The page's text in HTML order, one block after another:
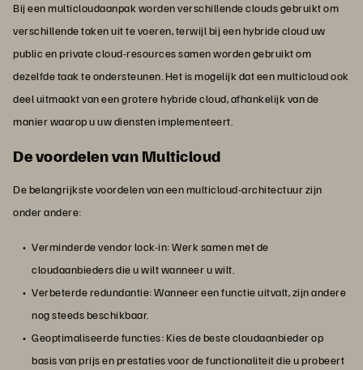
Bij een multicloudaanpak worden verschillende clouds gebruikt om
verschillende taken uit te voeren, terwijl bij een hybride cloud uw
public en private cloud-resources samen worden gebruikt om
dezelfde taak te ondersteunen. Het is mogelijk dat een multicloud ook
deel uitmaakt van een grotere hybride cloud, afhankelijk van de
manier waarop u uw diensten implementeert.
De voordelen van Multicloud
De belangrijkste voordelen van een multicloud-architectuur zijn
onder andere:
Verminderde vendor lock-in: Werk samen met de
cloudaanbieders die u wilt wanneer u wilt.
Verbeterde redundantie: Wanneer een functie uitvalt, zijn andere
nog steeds beschikbaar.
Geoptimaliseerde functies: Kies de beste cloudaanbieder op
basis van prijs en prestaties voor de functionaliteit die u probeert